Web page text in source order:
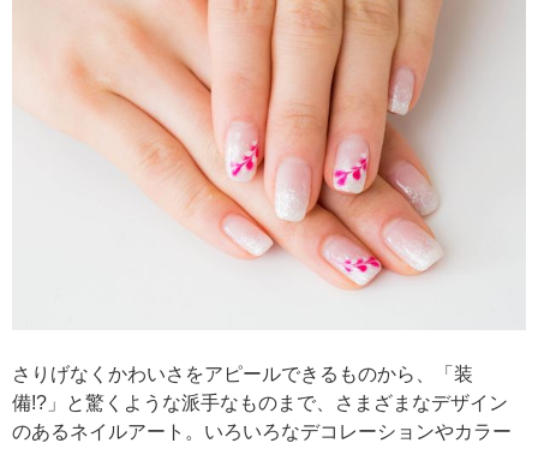
さりげなくかわいさをアピールできるものから、「装
備!?」と驚くような派手なものまで、さまざまなデザイン
のあるネイルアート。いろいろなデコレーションやカラー